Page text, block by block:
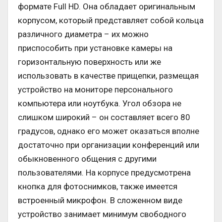
формате Full HD. Она обладает оригинальным
корпусом, который представляет собой кольца
различного диаметра – их можно
приспособить при установке камеры на
горизонтальную поверхность или же
использовать в качестве прищепки, размещая
устройство на мониторе персонального
компьютера или ноутбука. Угол обзора не
слишком широкий – он составляет всего 80
градусов, однако его может оказаться вполне
достаточно при организации конференций или
обыкновенного общения с другими
пользователями. На корпусе предусмотрена
кнопка для фотоснимков, также имеется
встроенный микрофон. В сложенном виде
устройство занимает минимум свободного